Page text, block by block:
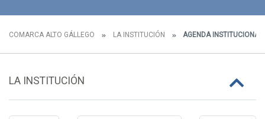
COMARCA ALTO GÁLLEGO LA INSTITUCIÓN AGENDA INSTITUCIONAL
LA INSTITUCIÓN